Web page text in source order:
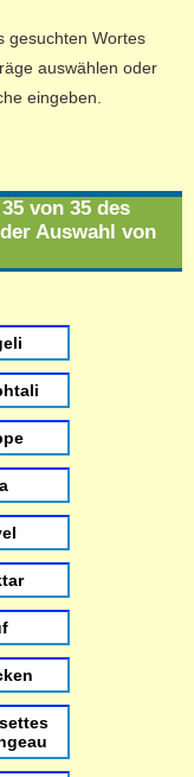
gesuchten Wortes
auswählen oder
eingeben.
von 35 des
Auswahl von